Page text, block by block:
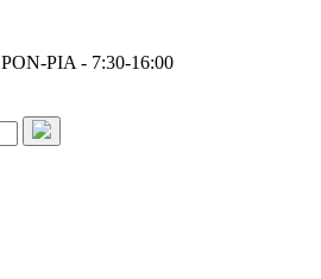
PON-PIA - 7:30-16:00